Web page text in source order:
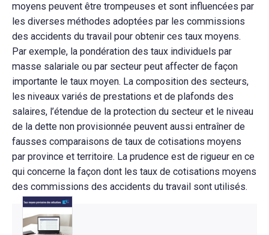
moyens peuvent être trompeuses et sont influencées par
les diverses méthodes adoptées par les commissions
des accidents du travail pour obtenir ces taux moyens.
Par exemple, la pondération des taux individuels par
masse salariale ou par secteur peut affecter de façon
importante le taux moyen. La composition des secteurs,
les niveaux variés de prestations et de plafonds des
salaires, l’étendue de la protection du secteur et le niveau
de la dette non provisionnée peuvent aussi entraîner de
fausses comparaisons de taux de cotisations moyens
par province et territoire. La prudence est de rigueur en ce
qui concerne la façon dont les taux de cotisations moyens
des commissions des accidents du travail sont utilisés.